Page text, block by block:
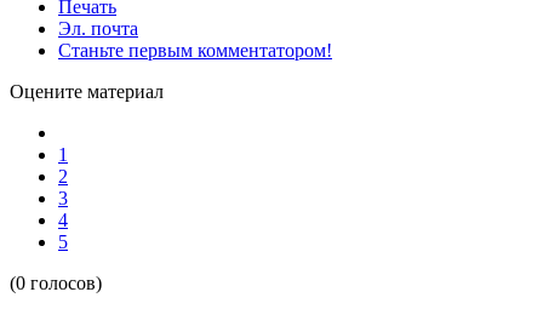
Печать
Эл. почта
Станьте первым комментатором!
Оцените материал
1
2
3
4
5
(0 голосов)